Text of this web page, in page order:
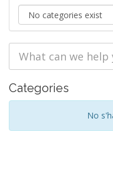
Categories
No